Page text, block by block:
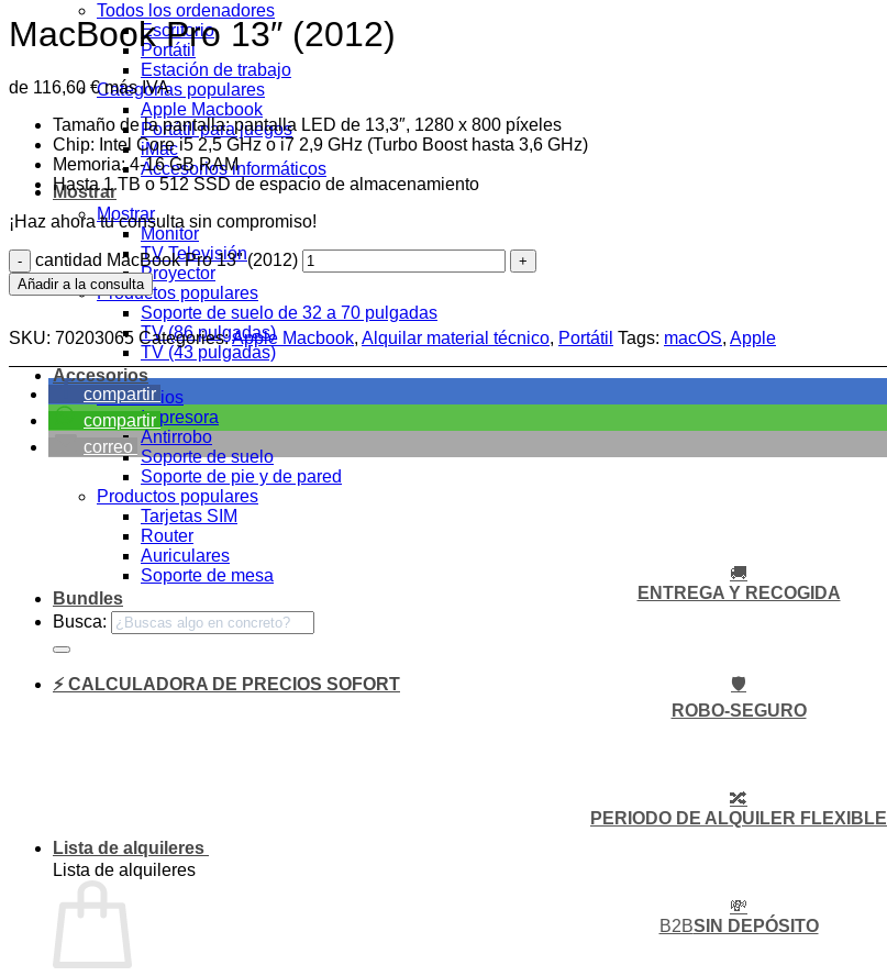
Todos los ordenadores
Escritorio
Portátil
Estación de trabajo
Categorías populares
Apple Macbook
Portátil para juegos
iMac
Accesorios informáticos
Mostrar
Mostrar
Monitor
TV Televisión
Proyector
Productos populares
Soporte de suelo de 32 a 70 pulgadas
TV (86 pulgadas)
TV (43 pulgadas)
Accesorios
Accesorios
Impresora
Antirrobo
Soporte de suelo
Soporte de pie y de pared
Productos populares
Tarjetas SIM
Router
Auriculares
Soporte de mesa
Bundles
Busca:
⚡ CALCULADORA DE PRECIOS SOFORT
Lista de alquileres
Lista de alquileres
MacBook Pro 13″ (2012)
de 116,60 €más IVA
Tamaño de la pantalla: pantalla LED de 13,3″, 1280 x 800 píxeles
Chip: Intel Core i5 2,5 GHz o i7 2,9 GHz (Turbo Boost hasta 3,6 GHz)
Memoria: 4-16 GB RAM
Hasta 1 TB o 512 SSD de espacio de almacenamiento
¡Haz ahora tu consulta sin compromiso!
cantidad MacBook Pro 13" (2012)
Añadir a la consulta
SKU: 70203065 Categories:Apple Macbook, Alquilar material técnico, Portátil Tags: macOS, Apple
compartir
compartir
correo
🚚
ENTREGA Y RECOGIDA
🛡️
ROBO-SEGURO
🔀
PERIODO DE ALQUILER FLEXIBLE
💸
B2BSIN DEPÓSITO